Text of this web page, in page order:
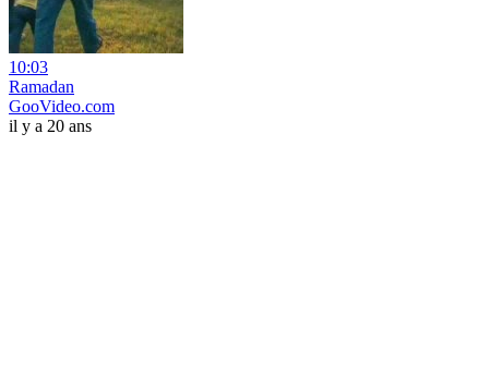
10:03
Ramadan
GooVideo.com
il y a 20 ans